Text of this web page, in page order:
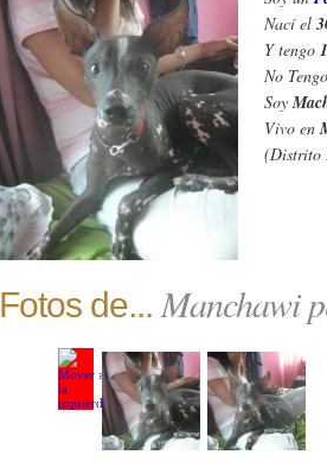
Nací el
Y tengo
No
Soy
Vivo en
(Distrito
Fotos de... Manchawi